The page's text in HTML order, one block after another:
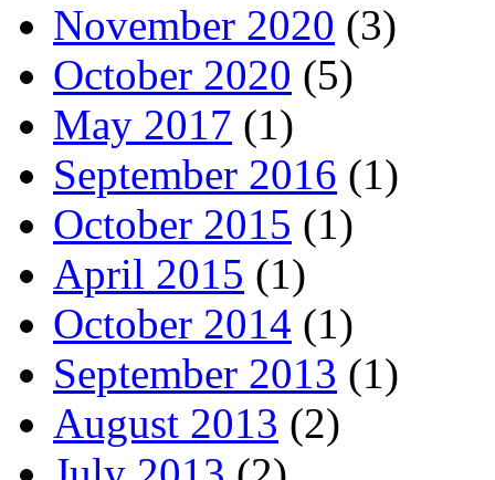
November 2020 (3)
October 2020 (5)
May 2017 (1)
September 2016 (1)
October 2015 (1)
April 2015 (1)
October 2014 (1)
September 2013 (1)
August 2013 (2)